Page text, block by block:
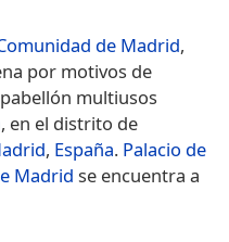
de Madrid,
por motivos de
multiusos
, en el distrito de
, España. Palacio de
Madrid se encuentra a